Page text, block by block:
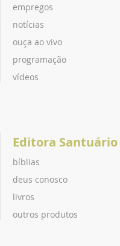
empregos
notícias
ouça ao vivo
programação
vídeos
Editora Santuário
bíblias
deus conosco
livros
outros produtos